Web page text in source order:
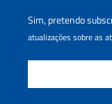
Sim, pretendo
atualizações sobre as